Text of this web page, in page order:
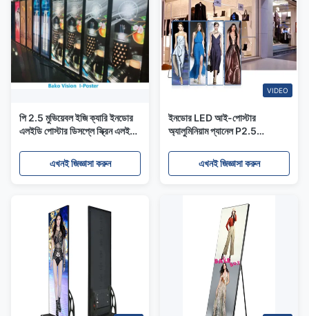
পি 2.5 মুভিয়েবল ইজি ক্যারি ইনডোর
এলইডি পোস্টার ডিসপ্লে স্ক্রিন এলইডি
এখনই জিজ্ঞাসা করুন
VIDEO
ইনডোর LED আই-পোস্টার
অ্যালুমিনিয়াম প্যানেল P2.5
এখনই জিজ্ঞাসা করুন